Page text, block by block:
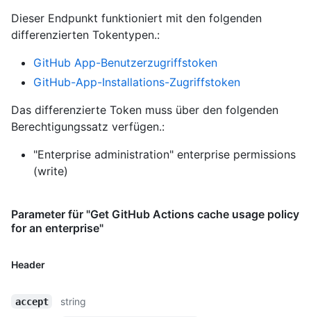
Dieser Endpunkt funktioniert mit den folgenden
differenzierten Tokentypen.:
GitHub App-Benutzerzugriffstoken
GitHub-App-Installations-Zugriffstoken
Das differenzierte Token muss über den folgenden
Berechtigungssatz verfügen.:
"Enterprise administration" enterprise permissions
(write)
Parameter für "Get GitHub Actions cache usage policy
for an enterprise"
Header
accept
string